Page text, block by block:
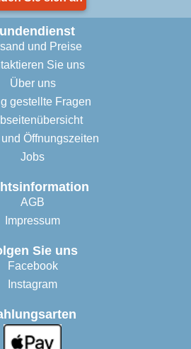
und Preise
Sie uns
Über uns
gestellte Fragen
und Öffnungszeiten
Jobs
AGB
Impressum
Sie uns
Facebook
Instagram